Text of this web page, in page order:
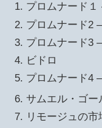
プロムナード１
プロムナード2
プロムナード3
ビドロ
プロムナード4
サムエル・ゴー
リモージュの市